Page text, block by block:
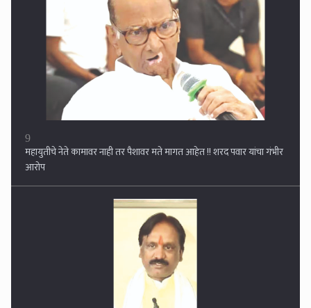
महायुतीचे नेते कामावर नाही तर पैशावर मते मागत आहेत !! शरद पवार यांचा गंभीर
अजित पवारांची सरकारमधून बाहेर पडण्याची तयारी ? वर्षावरील बैठकीत दादा
संतापले, अंबादास दानवे यांचा पत्रकार परिषदेत दावा